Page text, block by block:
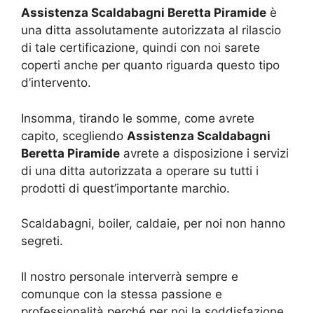
Assistenza Scaldabagni Beretta Piramide è
una ditta assolutamente autorizzata al rilascio
di tale certificazione, quindi con noi sarete
coperti anche per quanto riguarda questo tipo
d’intervento.
Insomma, tirando le somme, come avrete
capito, scegliendo Assistenza Scaldabagni
Beretta Piramide avrete a disposizione i servizi
di una ditta autorizzata a operare su tutti i
prodotti di quest’importante marchio.
Scaldabagni, boiler, caldaie, per noi non hanno
segreti.
Il nostro personale interverrà sempre e
comunque con la stessa passione e